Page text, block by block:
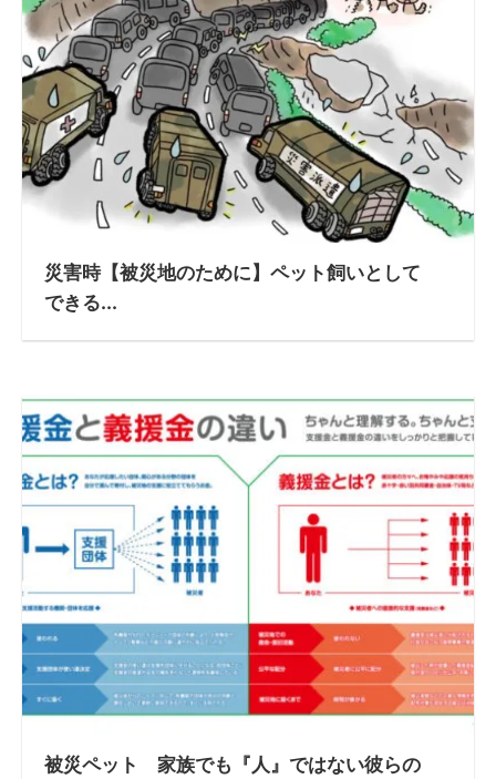
災害時【被災地のために】ペット飼いとして
できる...
被災ペット 家族でも『人』ではない彼らの